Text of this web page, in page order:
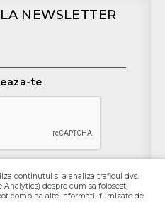
NEWSLETTER
te
continutul si a analiza traficul dvs.
despre cum sa folosesti
combina alte informatii furnizate de